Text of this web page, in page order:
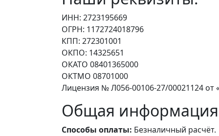
ИНН: 2723195669
ОГРН: 1172724018796
КПП: 272301001
ОКПО: 14325651
ОКАТО 08401365000
ОКТМО 08701000
Лицензия № Л056-00106-27/00021124 от
Общая
Способы оплаты: Безналичный расчёт.